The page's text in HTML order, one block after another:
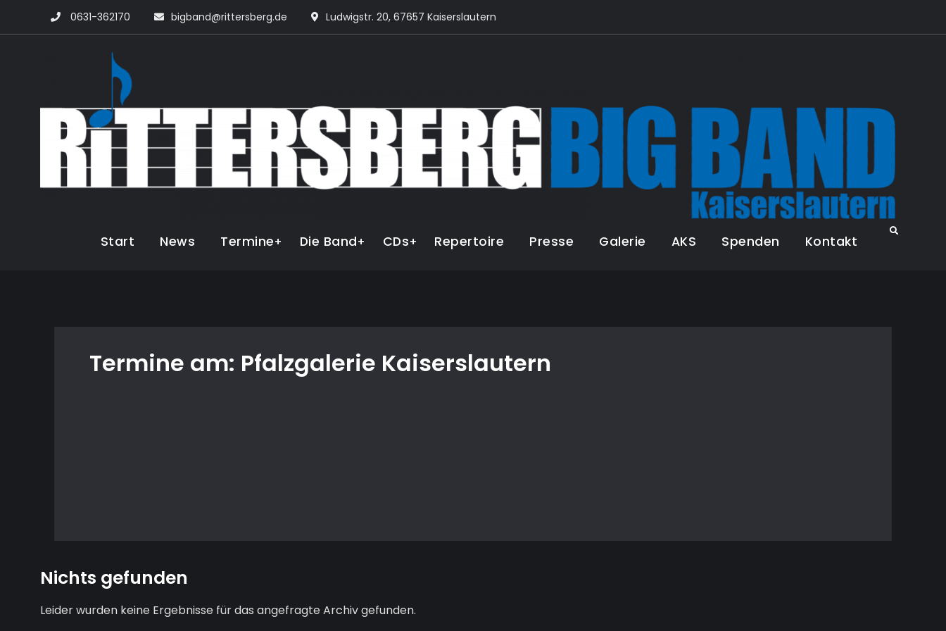
0631-362170 bigband@rittersberg.de Ludwigstr. 20, 67657 Kaiserslautern
Start News Termine Die Band CDs Repertoire Presse Galerie AKS Spenden Kontakt
Search
Termine am: Pfalzgalerie Kaiserslautern
Nichts gefunden
Leider wurden keine Ergebnisse für das angefragte Archiv gefunden.